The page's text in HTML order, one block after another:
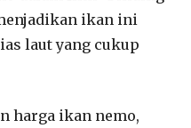
ikan ini
laut yang cukup
harga ikan nemo,